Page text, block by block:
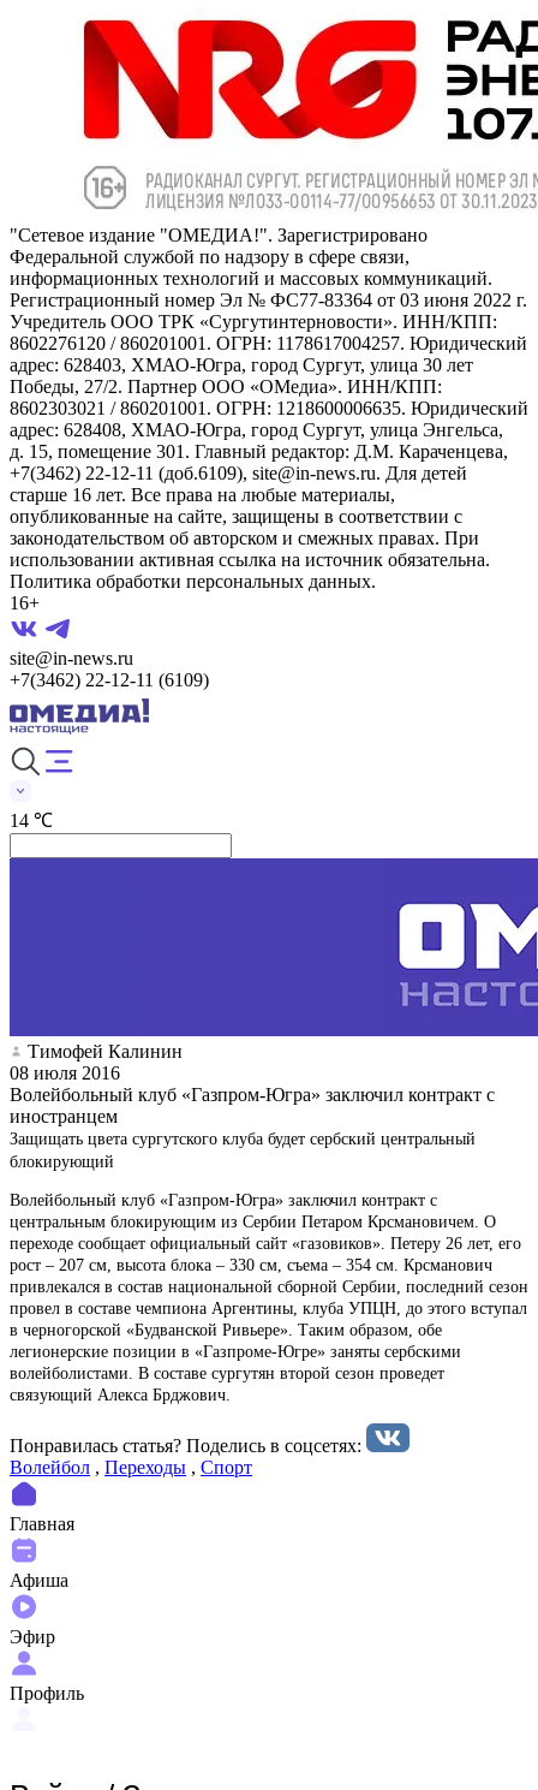
"Сетевое издание "ОМЕДИА!". Зарегистрировано
Федеральной службой по надзору в сфере связи,
информационных технологий и массовых коммуникаций.
Регистрационный номер Эл № ФС77-83364 от 03 июня 2022 г.
Учредитель ООО ТРК «Сургутинтерновости». ИНН/КПП:
8602276120 / 860201001. ОГРН: 1178617004257. Юридический
адрес: 628403, ХМАО-Югра, город Сургут, улица 30 лет
Победы, 27/2. Партнер ООО «ОМедиа». ИНН/КПП:
8602303021 / 860201001. ОГРН: 1218600006635. Юридический
адрес: 628408, ХМАО-Югра, город Сургут, улица Энгельса,
д. 15, помещение 301. Главный редактор: Д.М. Караченцева,
+7(3462) 22-12-11 (доб.6109), site@in-news.ru. Для детей
старше 16 лет. Все права на любые материалы,
опубликованные на сайте, защищены в соответствии с
законодательством об авторском и смежных правах. При
использовании активная ссылка на источник обязательна.
Политика обработки персональных данных.
16+
site@in-news.ru
+7(3462) 22-12-11 (6109)
14 ℃
Тимофей Калинин
08 июля 2016
Волейбольный клуб «Газпром-Югра» заключил контракт с
иностранцем
Защищать цвета сургутского клуба будет сербский центральный
блокирующий
Волейбольный клуб «Газпром-Югра» заключил контракт с
центральным блокирующим из Сербии Петаром Крсмановичем. О
переходе сообщает официальный сайт «газовиков». Петеру 26 лет, его
рост – 207 см, высота блока – 330 см, съема – 354 см. Крсманович
привлекался в состав национальной сборной Сербии, последний сезон
провел в составе чемпиона Аргентины, клуба УПЦН, до этого вступал
в черногорской «Будванской Ривьере». Таким образом, обе
легионерские позиции в «Газпроме-Югре» заняты сербскими
волейболистами. В составе сургутян второй сезон проведет
связующий Алекса Брджович.
Понравилась статья? Поделиcь в соцсетях:
Волейбол , Переходы , Спорт
Главная
Афиша
Эфир
Профиль